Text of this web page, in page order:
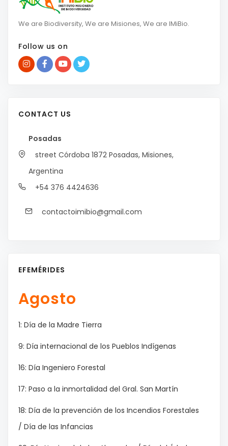
We are Biodiversity, We are Misiones, We are IMiBio.
Follow us on
CONTACT US
Posadas
street Córdoba 1872 Posadas, Misiones,
Argentina
+54 376 4424636
contactoimibio@gmail.com
EFEMÉRIDES
Agosto
1: Día de la Madre Tierra
9: Día internacional de los Pueblos Indígenas
16: Día Ingeniero Forestal
17: Paso a la inmortalidad del Gral. San Martín
18: Día de la prevención de los Incendios Forestales
/ Día de las Infancias